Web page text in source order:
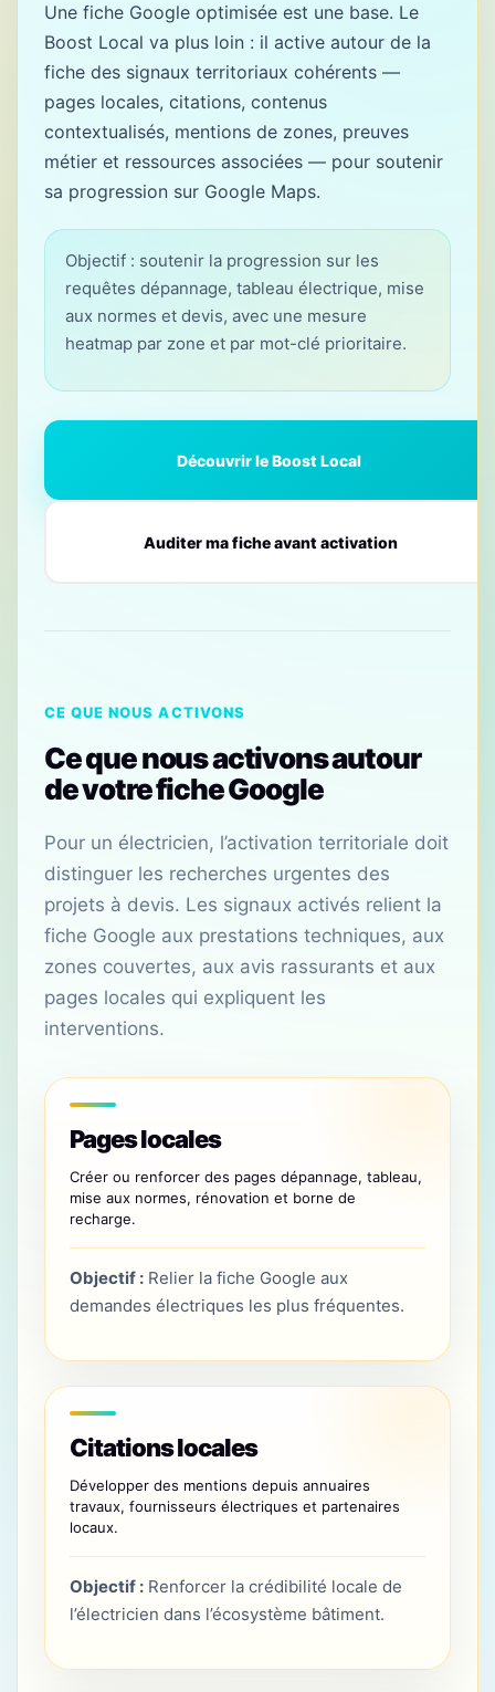
Une fiche Google optimisée est une base. Le
Boost Local va plus loin : il active autour de la
fiche des signaux territoriaux cohérents —
pages locales, citations, contenus
contextualisés, mentions de zones, preuves
métier et ressources associées — pour soutenir
sa progression sur Google Maps.
Objectif : soutenir la progression sur les
requêtes dépannage, tableau électrique, mise
aux normes et devis, avec une mesure
heatmap par zone et par mot-clé prioritaire.
Découvrir le Boost Local
Auditer ma fiche avant activation
CE QUE NOUS ACTIVONS
Ce que nous activons autour
de votre fiche Google
Pour un électricien, l’activation territoriale doit
distinguer les recherches urgentes des
projets à devis. Les signaux activés relient la
fiche Google aux prestations techniques, aux
zones couvertes, aux avis rassurants et aux
pages locales qui expliquent les
interventions.
Pages locales
Créer ou renforcer des pages dépannage, tableau,
mise aux normes, rénovation et borne de
recharge.
Objectif : Relier la fiche Google aux
demandes électriques les plus fréquentes.
Citations locales
Développer des mentions depuis annuaires
travaux, fournisseurs électriques et partenaires
locaux.
Objectif : Renforcer la crédibilité locale de
l’électricien dans l’écosystème bâtiment.